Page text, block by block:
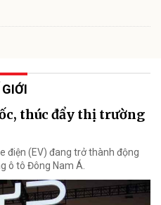
thúc đẩy thị trường
điện (EV) đang trở thành động
ô tô Đông Nam Á.